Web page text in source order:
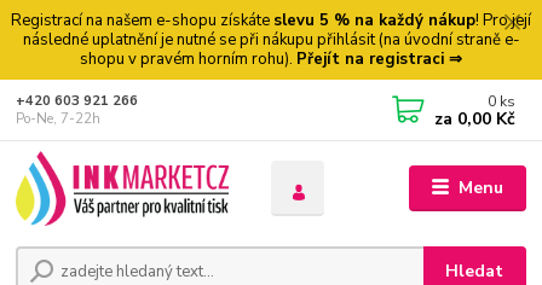
Registrací na našem e-shopu získáte slevu 5 % na každý nákup! Pro její
následné uplatnění je nutné se při nákupu přihlásit (na úvodní straně e-
shopu v pravém horním rohu). Přejít na registraci ⇒
Menu
Hledat
+420 603 921 266
Po-Ne, 7-22h
0 ks
za 0,00 Kč